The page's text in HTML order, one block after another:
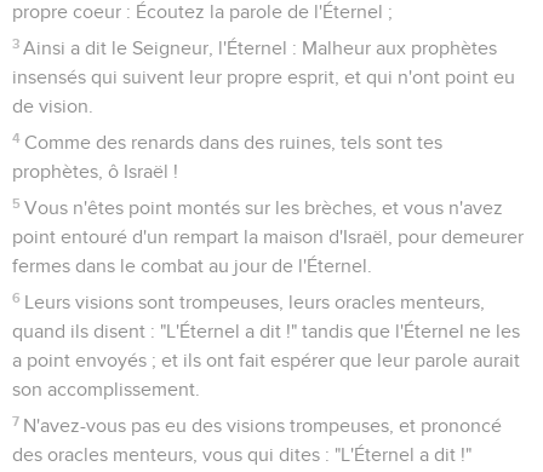
propre coeur : Écoutez la parole de l'Éternel ;
3 Ainsi a dit le Seigneur, l'Éternel : Malheur aux prophètes
insensés qui suivent leur propre esprit, et qui n'ont point eu
de vision.
4 Comme des renards dans des ruines, tels sont tes
prophètes, ô Israël !
5 Vous n'êtes point montés sur les brèches, et vous n'avez
point entouré d'un rempart la maison d'Israël, pour demeurer
fermes dans le combat au jour de l'Éternel.
6 Leurs visions sont trompeuses, leurs oracles menteurs,
quand ils disent : "L'Éternel a dit !" tandis que l'Éternel ne les
a point envoyés ; et ils ont fait espérer que leur parole aurait
son accomplissement.
7 N'avez-vous pas eu des visions trompeuses, et prononcé
des oracles menteurs, vous qui dites : "L'Éternel a dit !"